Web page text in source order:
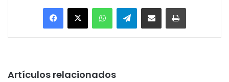
Facebook
X WhatsAppTelegramEnviar vía email Imprimir
Artículos relacionados